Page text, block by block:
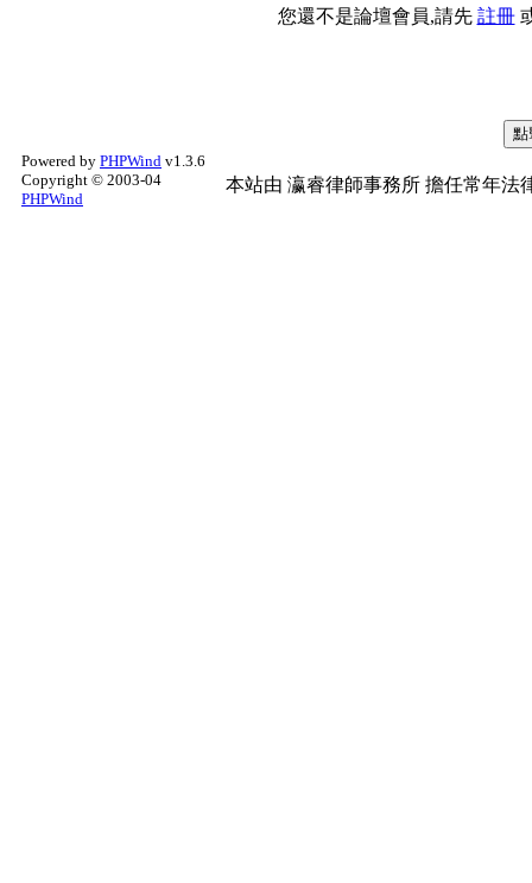
您還不是論壇會員,請先 註冊
Powered by PHPWind v1.3.6
Copyright © 2003-04
PHPWind
本站由 瀛睿律師事務所 擔任常年法